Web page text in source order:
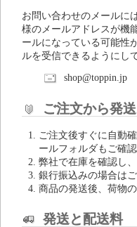
お問い合わせのメールに
様のメールアドレスが機
ールになっている可能性
ルを受信できるようにし
shop@toppin.jp
ご注文から発
ご注文後すぐに自動
ールフォルダもご確認
弊社で在庫を確認し
銀行振込みの場合は
商品の発送後、荷物
発送と配送料